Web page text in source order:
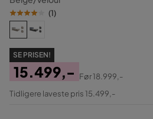
(1)
SE PRISEN!
Pris
15.499,-
Original
Før18.999,-
Tidligere laveste pris 15.499,-